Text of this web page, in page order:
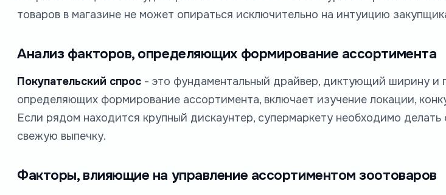
товаров в магазине не может опираться исключительно на интуицию
Анализ факторов, определяющих формирование ассортимента
Покупательский спрос - это фундаментальный драйвер, диктующий ширину и
определяющих формирование ассортимента, включает изучение локации,
Если рядом находится крупный дискаунтер, супермаркету необходимо делать
свежую выпечку.
Факторы, влияющие на управление ассортиментом зоотоваров